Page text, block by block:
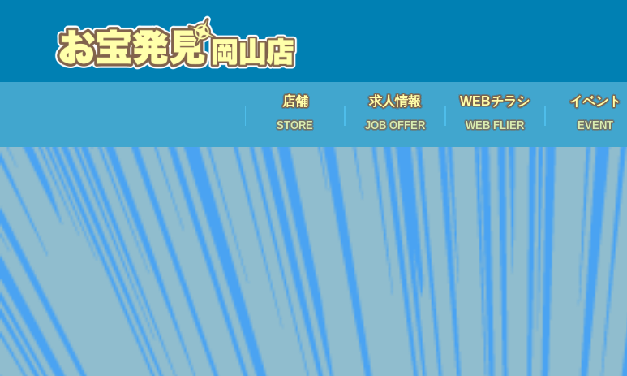
店舗
STORE
求人情報
JOB OFFER
WEBチラシ
WEB FLIER
イベント
EVENT